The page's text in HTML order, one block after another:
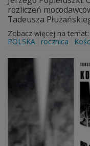
rozliczeń
Tadeusza
Zobacz więcej na temat:
POLSKA
rocznica